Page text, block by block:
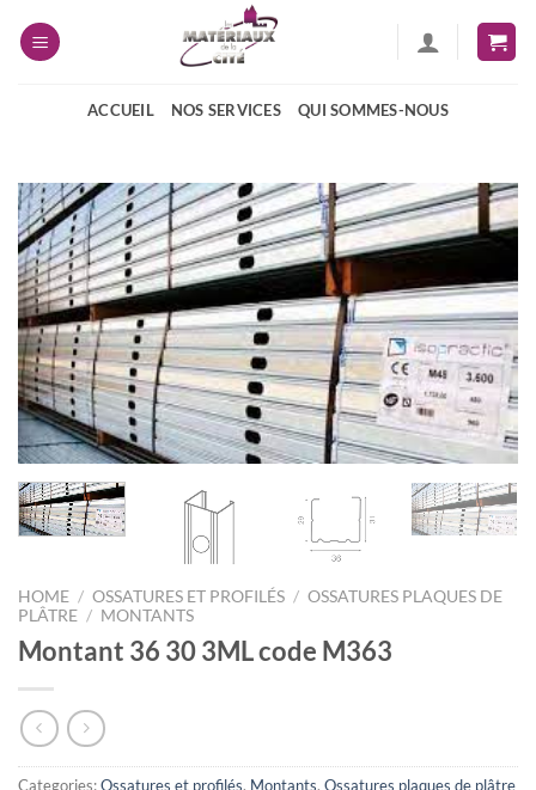
ACCUEIL NOS SERVICES QUI SOMMES-NOUS
HOME / OSSATURES ET PROFILÉS / OSSATURES PLAQUES DE
PLÂTRE / MONTANTS
Montant 36 30 3ML code M363
Categories:Ossatures et profilés, Montants, Ossatures plaques de plâtre